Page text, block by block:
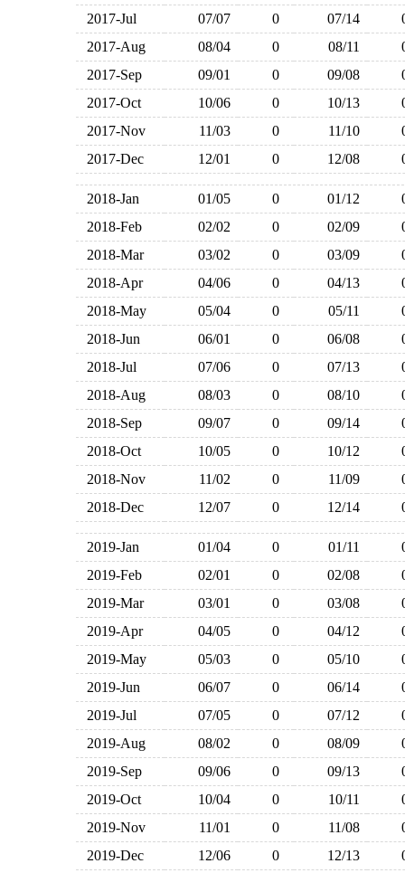
2017-Jul
07/07 0 07/14
2017-Aug
08/04 0 08/11
2017-Sep
09/01 0 09/08
2017-Oct
10/06 0 10/13
2017-Nov
11/03 0 11/10
2017-Dec
12/01 0 12/08
2018-Jan 01/05 0 01/12
2018-Feb
02/02 0 02/09
2018-Mar
03/02 0 03/09
2018-Apr
04/06 0 04/13
2018-May
05/04 0 05/11
2018-Jun
06/01 0 06/08
2018-Jul
07/06 0 07/13
2018-Aug
08/03 0 08/10
2018-Sep
09/07 0 09/14
2018-Oct
10/05 0 10/12
2018-Nov
11/02 0 11/09
2018-Dec
12/07 0 12/14
2019-Jan 01/04 0 01/11
2019-Feb
02/01 0 02/08
2019-Mar
03/01 0 03/08
2019-Apr
04/05 0 04/12
2019-May
05/03 0 05/10
2019-Jun
06/07 0 06/14
2019-Jul
07/05 0 07/12
2019-Aug
08/02 0 08/09
2019-Sep
09/06 0 09/13
2019-Oct
10/04 0 10/11
2019-Nov
11/01 0 11/08
2019-Dec
12/06 0 12/13